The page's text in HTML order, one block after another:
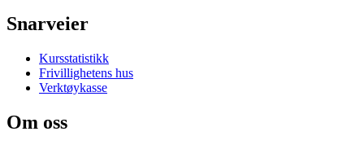
Snarveier
Kursstatistikk
Frivillighetens hus
Verktøykasse
Om oss